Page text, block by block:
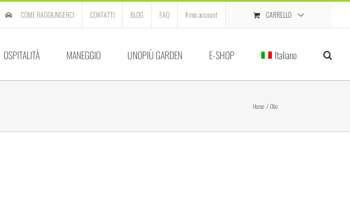
COME RAGGIUNGERCI CONTATTI BLOG FAQ Il mio account CARRELLO
OSPITALITÀ MANEGGIO UNOPIÙ GARDEN E-SHOP Italiano
Home Olio